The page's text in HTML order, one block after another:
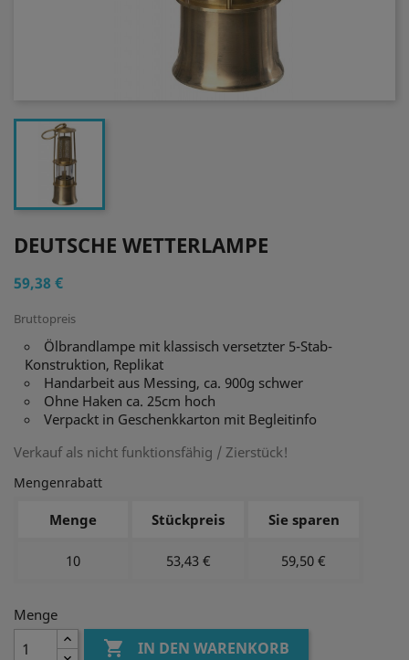
DEUTSCHE WETTERLAMPE
59,38 €
Bruttopreis
Ölbrandlampe mit klassisch versetzter 5-Stab-
Konstruktion, Replikat
Handarbeit aus Messing, ca. 900g schwer
Ohne Haken ca. 25cm hoch
Verpackt in Geschenkkarton mit Begleitinfo
Verkauf als nicht funktionsfähig / Zierstück!
Mengenrabatt
Menge Stückpreis Sie sparen
10 53,43 € 59,50 €
Menge
 IN DEN WARENKORB